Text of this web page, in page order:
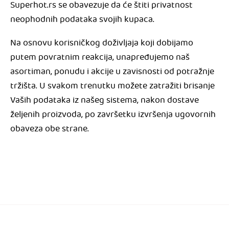
Superhot.rs se obavezuje da će štiti privatnost
neophodnih podataka svojih kupaca.
Na osnovu korisničkog doživljaja koji dobijamo
putem povratnim reakcija, unapređujemo naš
asortiman, ponudu i akcije u zavisnosti od potražnje
tržišta. U svakom trenutku možete zatražiti brisanje
Vaših podataka iz našeg sistema, nakon dostave
željenih proizvoda, po završetku izvršenja ugovornih
obaveza obe strane.